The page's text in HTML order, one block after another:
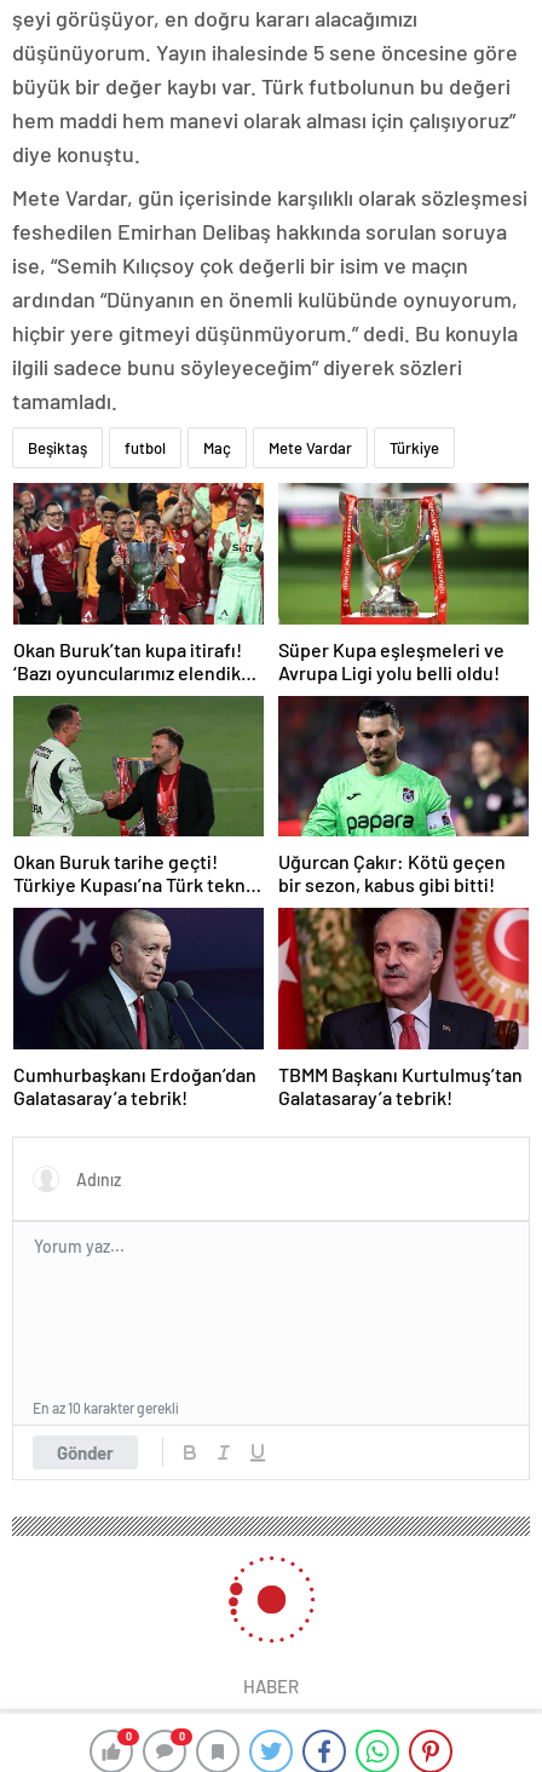
0 0
şeyi görüşüyor, en doğru kararı alacağımızı
düşünüyorum. Yayın ihalesinde 5 sene öncesine göre
büyük bir değer kaybı var. Türk futbolunun bu değeri
hem maddi hem manevi olarak alması için çalışıyoruz”
diye konuştu.
Mete Vardar, gün içerisinde karşılıklı olarak sözleşmesi
feshedilen Emirhan Delibaş hakkında sorulan soruya
ise, “Semih Kılıçsoy çok değerli bir isim ve maçın
ardından “Dünyanın en önemli kulübünde oynuyorum,
hiçbir yere gitmeyi düşünmüyorum.” dedi. Bu konuyla
ilgili sadece bunu söyleyeceğim” diyerek sözleri
tamamladı.
Beşiktaş futbol Maç Mete Vardar Türkiye
Okan Buruk’tan kupa itirafı!
‘Bazı oyuncularımız elendik
diye düşündü’
Süper Kupa eşleşmeleri ve
Avrupa Ligi yolu belli oldu!
Okan Buruk tarihe geçti!
Türkiye Kupası’na Türk teknik
adam damgası
Uğurcan Çakır: Kötü geçen
bir sezon, kabus gibi bitti!
Cumhurbaşkanı Erdoğan’dan
Galatasaray’a tebrik!
TBMM Başkanı Kurtulmuş’tan
Galatasaray’a tebrik!
Gönder
En az 10 karakter gerekli
HABER